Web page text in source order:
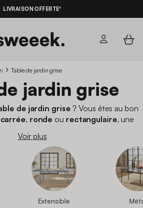
LIVRAISON OFFERTE*
Table de jardin grise
jardin grise
de jardin grise ? Vous êtes au bon
carrée, ronde ou rectangulaire, une
modèles, en
votre extérieur et enfin profiter
conviviaux en plein air autour de
table de jardin!
Voir plus
Extensible